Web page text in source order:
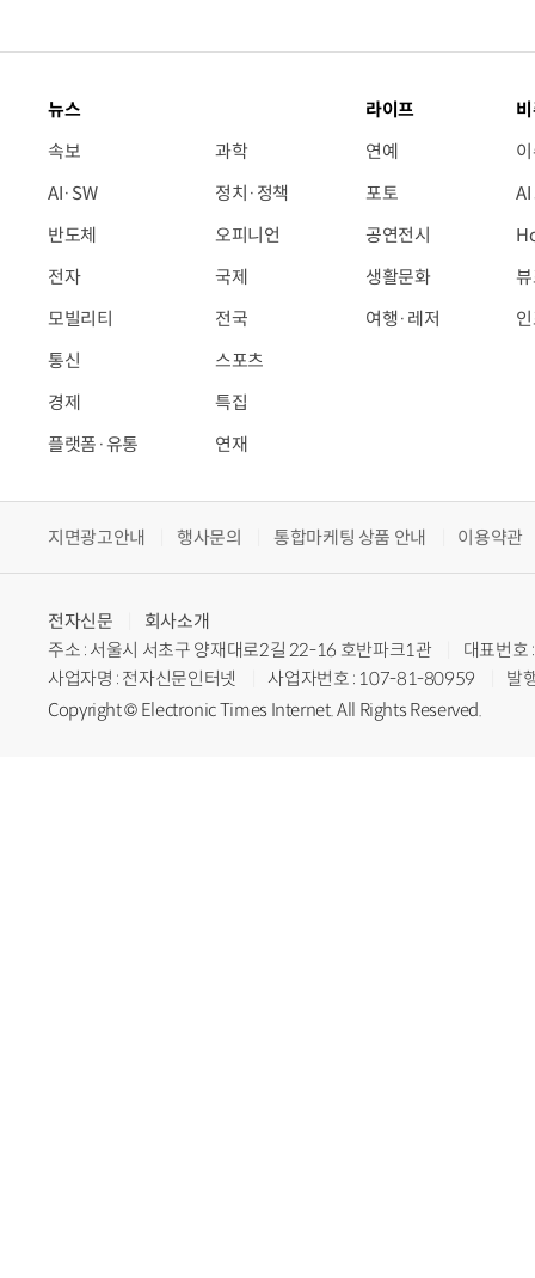
뉴스
속보
AI·SW
반도체
전자
모빌리티
통신
경제
플랫폼·유통
과학
정치·정책
오피니언
국제
전국
스포츠
특집
연재
라이프
연예
포토
공연전시
생활문화
여행·레저
지면광고안내 행사문의 통합마케팅 상품 안내 이용약관
전자신문
회사소개
주소 : 서울시 서초구 양재대로2길 22-16 호반파크1관
대표번
사업자명 : 전자신문인터넷
사업자번호 : 107-81-80959
발
Copyright © Electronic Times Internet. All Rights Reserved.